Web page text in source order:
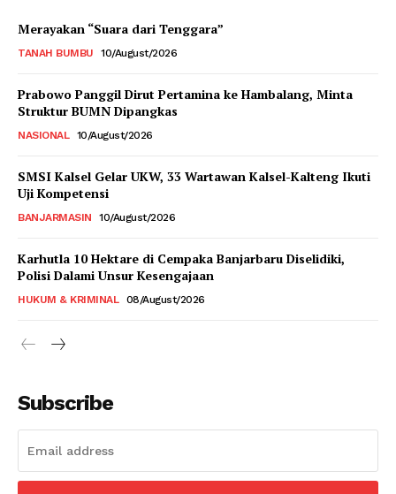
Merayakan “Suara dari Tenggara”
TANAH BUMBU 10/August/2026
Prabowo Panggil Dirut Pertamina ke Hambalang, Minta
Struktur BUMN Dipangkas
NASIONAL 10/August/2026
SMSI Kalsel Gelar UKW, 33 Wartawan Kalsel-Kalteng Ikuti
Uji Kompetensi
BANJARMASIN 10/August/2026
Karhutla 10 Hektare di Cempaka Banjarbaru Diselidiki,
Polisi Dalami Unsur Kesengajaan
HUKUM & KRIMINAL 08/August/2026
Subscribe